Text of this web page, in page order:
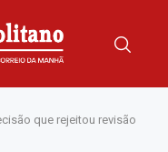
que rejeitou revisão